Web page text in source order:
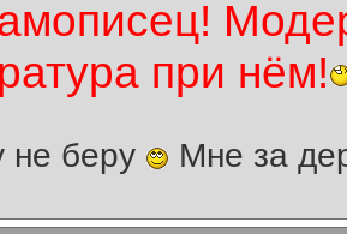
при нём!
не беру Мне за